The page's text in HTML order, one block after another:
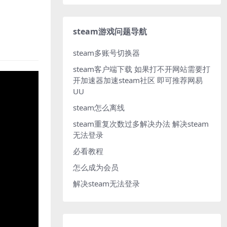
steam游戏问题导航
steam多账号切换器
steam客户端下载 如果打不开网站需要打
开加速器加速steam社区 即可推荐网易
UU
steam怎么离线
steam重复次数过多解决办法 解决steam
无法登录
必看教程
怎么成为会员
解决steam无法登录